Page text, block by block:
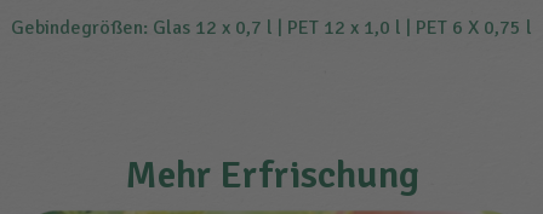
Gebindegrößen: Glas 12 x 0,7 l | PET 12 x 1,0 l | PET 6 X 0,75 l
Mehr Erfrischung